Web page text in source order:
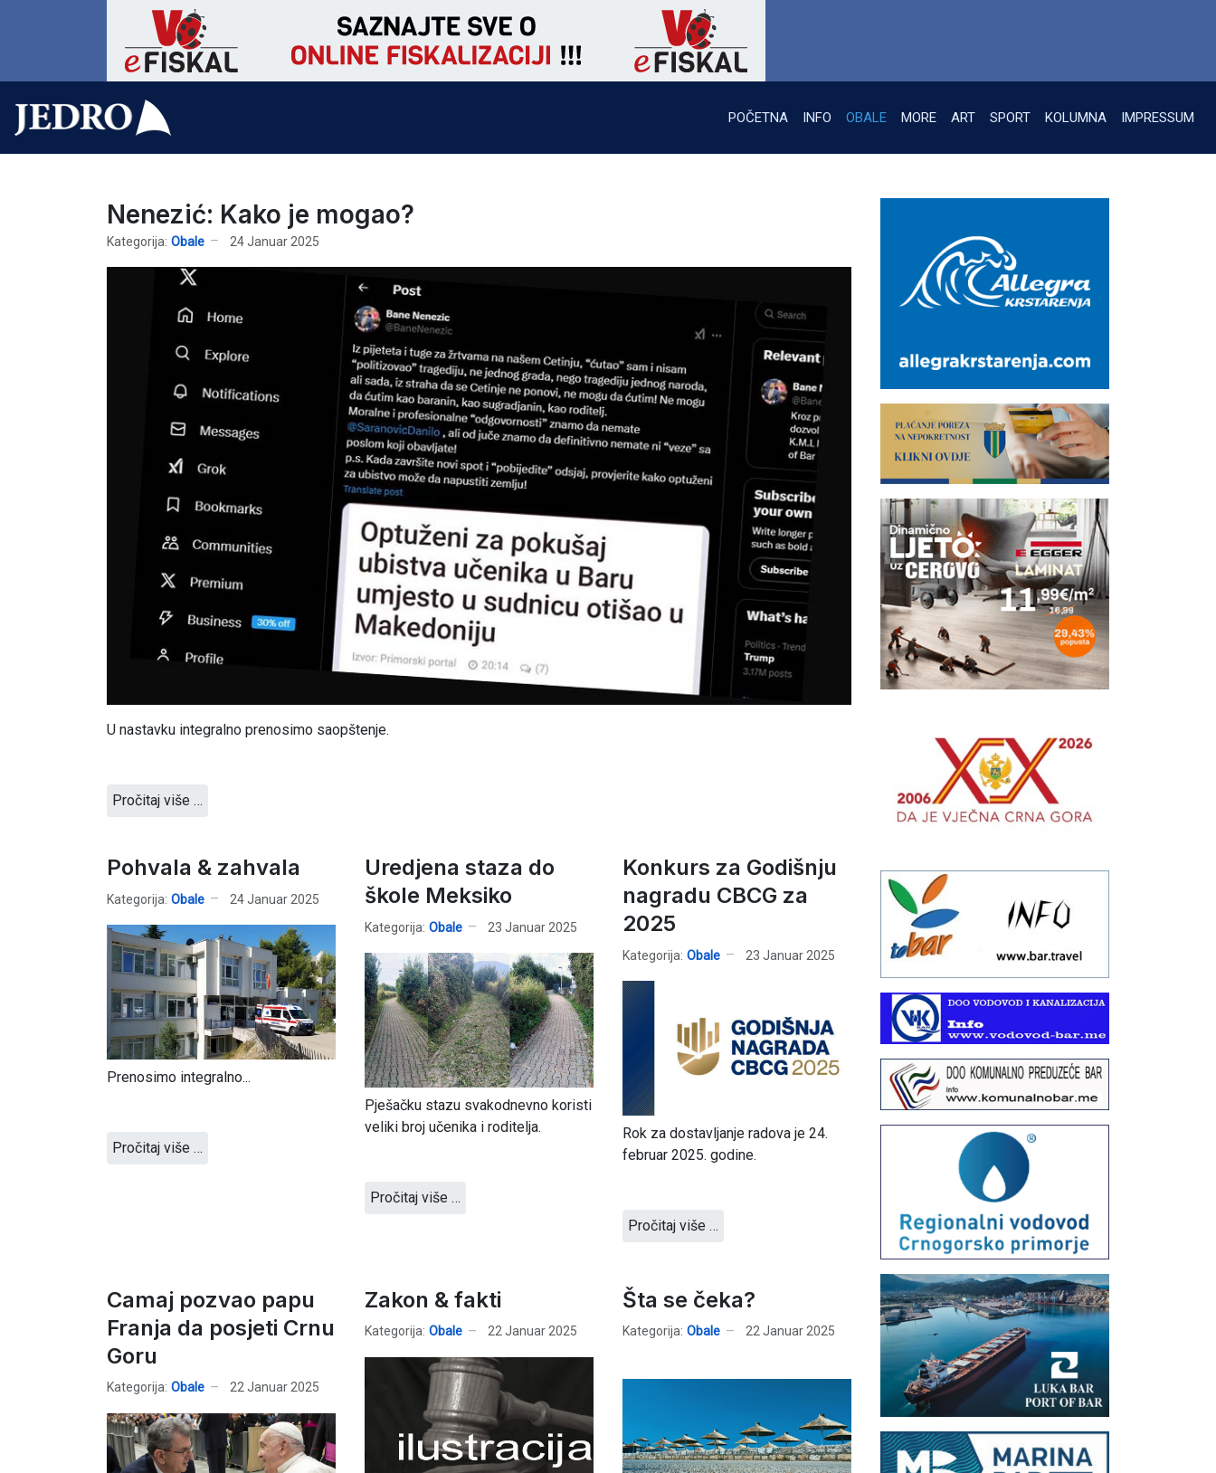
POČETNA INFO OBALE MORE ART SPORT KOLUMNA IMPRESSUM
Nenezić: Kako je mogao?
Kategorija: Obale 24 Januar 2025
U nastavku integralno prenosimo saopštenje.
Pročitaj više …
Pohvala & zahvala
Kategorija: Obale 24 Januar 2025
Prenosimo integralno...
Pročitaj više …
Uredjena staza do
škole Meksiko
Kategorija: Obale 23 Januar 2025
Pješačku stazu svakodnevno koristi
veliki broj učenika i roditelja.
Pročitaj više …
Konkurs za Godišnju
nagradu CBCG za
2025
Kategorija: Obale 23 Januar 2025
Rok za dostavljanje radova je 24.
februar 2025. godine.
Pročitaj više …
Camaj pozvao papu
Franja da posjeti Crnu
Goru
Kategorija: Obale 22 Januar 2025
Zakon & fakti
Kategorija: Obale 22 Januar 2025
Šta se čeka?
Kategorija: Obale 22 Januar 2025